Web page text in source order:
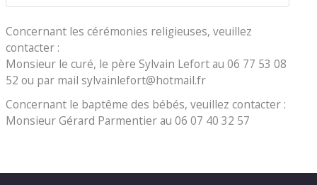
Concernant les cérémonies religieuses, veuillez
contacter :
Monsieur le curé, le père Sylvain Lefort au 06 77 53 08
52 ou par mail sylvainlefort@hotmail.fr
Concernant le baptême des bébés, veuillez contacter :
Monsieur Gérard Parmentier au 06 07 40 32 57